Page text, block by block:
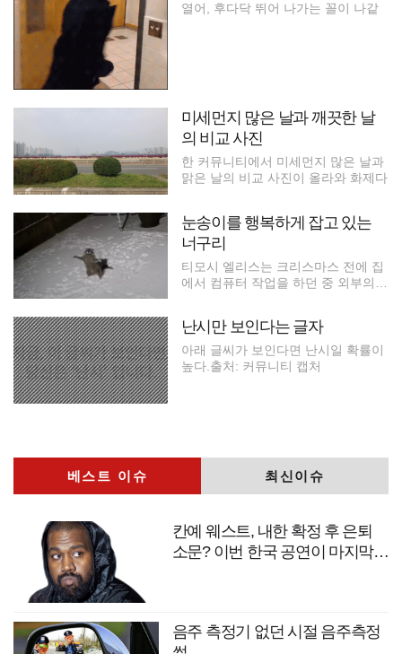
열어, 후다닥 뛰어 나가는 꼴이 나같
미세먼지 많은 날과 깨끗한 날
의 비교 사진
한 커뮤니티에서 미세먼지 많은 날과
맑은 날의 비교 사진이 올라와 화제다
눈송이를 행복하게 잡고 있는
너구리
티모시 엘리스는 크리스마스 전에 집
에서 컴퓨터 작업을 하던 중 외부의
난시만 보인다는 글자
아래 글씨가 보인다면 난시일 확률이
높다.출처: 커뮤니티 캡처
베스트 이슈 최신이슈
칸예 웨스트, 내한 확정 후 은퇴
소문? 이번 한국 공연이 마지막
음주 측정기 없던 시절 음주측정